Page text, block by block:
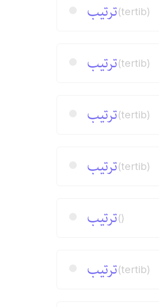
ترتیب(tertib)
ترتیب(tertib)
ترتیب(tertib)
ترتیب(tertib)
ترتیب()
ترتیب(tertib)